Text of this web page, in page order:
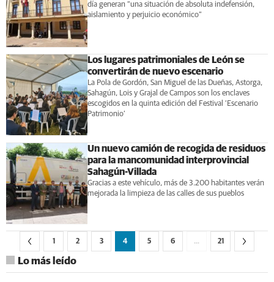
día generan “una situación de absoluta indefensión,
aislamiento y perjuicio económico”
Los lugares patrimoniales de León se
convertirán de nuevo escenario
La Pola de Gordón, San Miguel de las Dueñas, Astorga,
Sahagún, Lois y Grajal de Campos son los enclaves
escogidos en la quinta edición del Festival ‘Escenario
Patrimonio’
Un nuevo camión de recogida de residuos
para la mancomunidad interprovincial
Sahagún-Villada
Gracias a este vehículo, más de 3.200 habitantes verán
mejorada la limpieza de las calles de sus pueblos
1 2 3 4 5 6 … 21
Lo más leído